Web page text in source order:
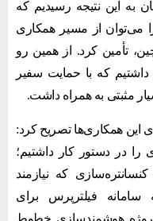
به این نتیجه رسیدیم که
می‌توان از مسیر همکاری
تأمین کرد. از همین رو
که با حمایت سفیر
مثبتی به همراه داشت.
این همکاری‌ها تصریح کرد:
در دستور کار داشتیم؛
که نیازمند
فیلترپرس برای
هوشمندسازی خطوط